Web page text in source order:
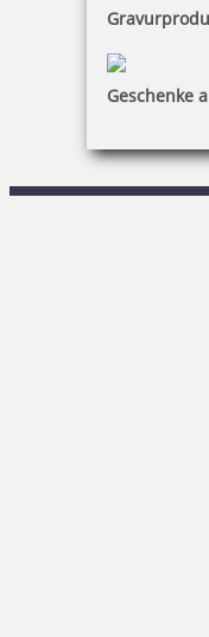
Geschenke
KONTAKT
Stempel & Schilder
03585 / 86 78-0